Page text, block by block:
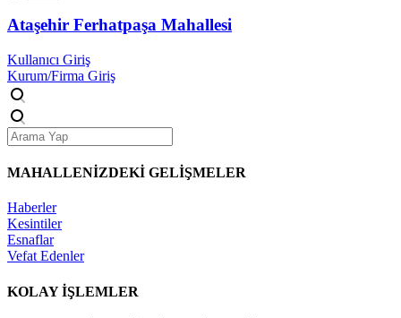
Ataşehir Ferhatpaşa Mahallesi
Kullanıcı Giriş
Kurum/Firma Giriş
MAHALLENİZDEKİ GELİŞMELER
Haberler
Kesintiler
Esnaflar
Vefat Edenler
KOLAY İŞLEMLER